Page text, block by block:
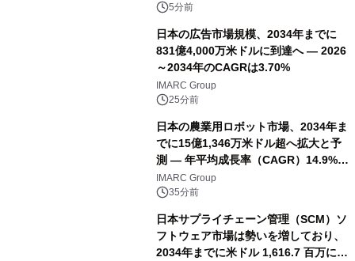
5分前
日本の広告市場規模、2034年までに
831億4,000万米ドルに到達へ ― 2026
～2034年のCAGRは3.70%
IMARC Group
25分前
日本の農業用ロボット市場、2034年ま
でに15億1,346万米ドル超へ拡大と予
測 ― 年平均成長率（CAGR）14.9%を
記録
IMARC Group
35分前
日本サプライチェーン管理（SCM）ソ
フトウェア市場は勢いを増しており、
2034年までに米ドル 1,616.7 百万に達